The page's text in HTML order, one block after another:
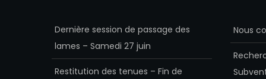
Dernière session de passage des
lames – Samedi 27 juin
Restitution des tenues – Fin de
Nous